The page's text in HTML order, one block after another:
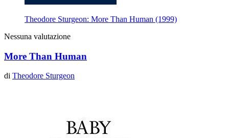
Theodore Sturgeon: More Than Human (1999)
Nessuna valutazione
More Than Human
di Theodore Sturgeon